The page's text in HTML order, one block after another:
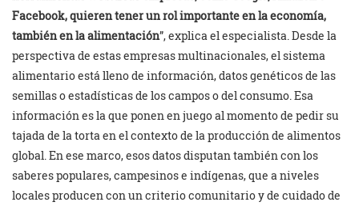
Facebook, quieren tener un rol importante en la economía,
también en la alimentación”, explica el especialista. Desde la
perspectiva de estas empresas multinacionales, el sistema
alimentario está lleno de información, datos genéticos de las
semillas o estadísticas de los campos o del consumo. Esa
información es la que ponen en juego al momento de pedir su
tajada de la torta en el contexto de la producción de alimentos
global. En ese marco, esos datos disputan también con los
saberes populares, campesinos e indígenas, que a niveles
locales producen con un criterio comunitario y de cuidado de